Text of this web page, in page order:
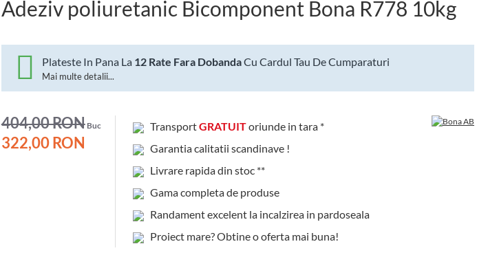
Adeziv poliuretanic Bicomponent Bona R778 10kg
Plateste In Pana La 12 Rate Fara DobandaCu Cardul Tau De Cumparaturi
Mai multe detalii...
322,00 RON
404,00 RONBuc TransportGRATUIToriunde in tara *
Garantia calitatii scandinave !
Livrare rapida din stoc **
Gama completa de produse
Randament excelent la incalzirea in pardoseala
Proiect mare? Obtine o oferta mai buna!